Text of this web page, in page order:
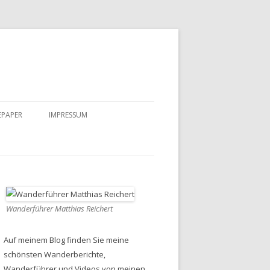
IMPRESSUM
Wanderführer Matthias Reichert
Auf meinem Blog finden Sie meine
schönsten Wanderberichte,